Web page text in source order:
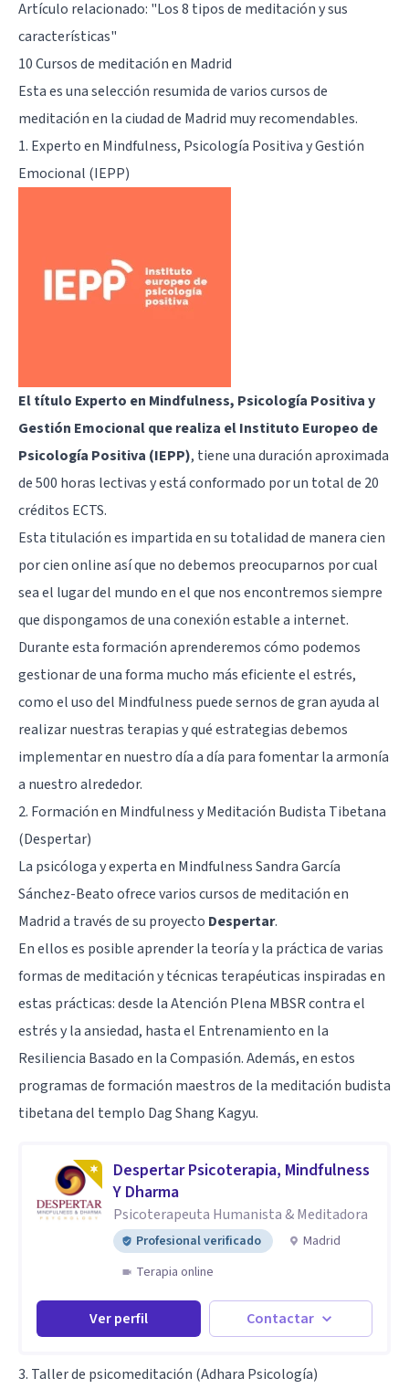
Artículo relacionado: "Los 8 tipos de meditación y sus
características"
10 Cursos de meditación en Madrid
Esta es una selección resumida de varios cursos de
meditación en la ciudad de Madrid muy recomendables.
1. Experto en Mindfulness, Psicología Positiva y Gestión
Emocional (IEPP)
Eltítulo Experto en Mindfulness, Psicología Positiva y
Gestión Emocionalque realiza el Instituto Europeo de
Psicología Positiva (IEPP), tiene una duración aproximada
de 500 horas lectivas y está conformado por un total de 20
créditos ECTS.
Esta titulación es impartida en su totalidad de manera cien
por cien online así que no debemos preocuparnos por cual
sea el lugar del mundo en el que nos encontremos siempre
que dispongamos de una conexión estable a internet.
Durante esta formación aprenderemos cómo podemos
gestionar de una forma mucho más eficiente el estrés,
como el uso del Mindfulness puede sernos de gran ayuda al
realizar nuestras terapias y qué estrategias debemos
implementar en nuestro día a día para fomentar la armonía
a nuestro alrededor.
2. Formación en Mindfulness y Meditación Budista Tibetana
(Despertar)
La psicóloga y experta en Mindfulness Sandra García
Sánchez-Beato ofrece varios cursos de meditación en
Madrid a través de su proyecto Despertar.
En ellos es posible aprender la teoría y la práctica de varias
formas de meditación y técnicas terapéuticas inspiradas en
estas prácticas: desde la Atención Plena MBSR contra el
estrés y la ansiedad, hasta el Entrenamiento en la
Resiliencia Basado en la Compasión. Además, en estos
programas de formación maestros de la meditación budista
tibetana del templo Dag Shang Kagyu.
Despertar Psicoterapia, Mindfulness
Y Dharma
Psicoterapeuta Humanista & Meditadora
Profesional verificado
Madrid
Terapia online
Ver perfil Contactar
3. Taller de psicomeditación (Adhara Psicología)